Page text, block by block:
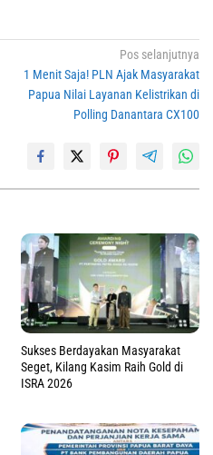
Pos selanjutnya
1 Menit Saja! PLN Ajak Masyarakat
Papua Nilai Layanan Kelistrikan di
Polling Danantara CX100
Sukses Berdayakan Masyarakat
Seget, Kilang Kasim Raih Gold di
ISRA 2026